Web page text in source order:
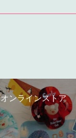
オンラインストア